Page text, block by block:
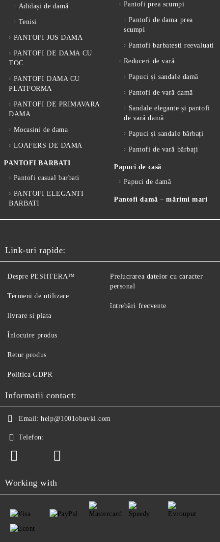
Adidași de damă
Tenisi
PANTOFI JOS DAMA
PANTOFI DE DAMA CU
TOC
PANTOFI DAMA CU
PLATFORMA
PANTOFI DE PRIMAVARA
DAMA
Mocasini de dama
LOAFERS DE DAMA
PANTOFI BARBATI
Pantofi casual barbati
PANTOFI ELEGANTI
BARBATI
Pantofi prea scumpi
Pantofi de dama prea
scumpi
Pantofi barbatesti reevaluati
Reduceri de vară
Papuci și sandale damă
Pantofi de vară damă
Sandale elegante și pantofi
de vară damă
Papuci și sandale bărbați
Pantofi de vară bărbați
Papuci de casă
Papuci de damă
Pantofi damă – mărimi mari
Link-uri rapide:
Despre PESHTERA™
Termeni de utilizare
livrare si plata
Înlocuire produs
Retur produs
Politica GDPR
Prelucrarea datelor cu caracter
personal
întrebări frecvente
Informatii contact:
Email: help@1001obuvki.com
Telefon:
Working with